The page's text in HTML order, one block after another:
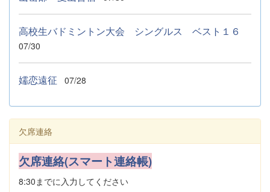
高校生バドミントン大会 シングルス ベスト１６
07/30
嬬恋遠征 07/28
欠席連絡
欠席連絡(スマート連絡帳)
8:30までに入力してください